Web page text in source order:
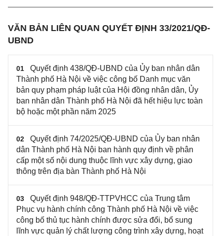
VĂN BẢN LIÊN QUAN QUYẾT ĐỊNH 33/2021/QĐ-
UBND
01
Quyết định 438/QĐ-UBND của Ủy ban nhân dân
Thành phố Hà Nội về việc công bố Danh mục văn
bản quy phạm pháp luật của Hội đồng nhân dân, Ủy
ban nhân dân Thành phố Hà Nội đã hết hiệu lực toàn
bộ hoặc một phần năm 2025
02
Quyết định 74/2025/QĐ-UBND của Ủy ban nhân
dân Thành phố Hà Nội ban hành quy định về phân
cấp một số nội dung thuộc lĩnh vực xây dựng, giao
thông trên địa bàn Thành phố Hà Nội
03
Quyết định 948/QĐ-TTPVHCC của Trung tâm
Phục vụ hành chính công Thành phố Hà Nội về việc
công bố thủ tục hành chính được sửa đổi, bổ sung
lĩnh vực quản lý chất lượng công trình xây dựng, hoạt